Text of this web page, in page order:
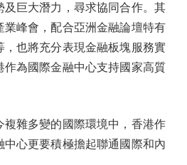
及巨大潛力，尋求協同合作。其
業峰會，配合亞洲金融論壇特有
，也將充分表現金融板塊服務實
作為國際金融中心支持國家高質
雜多變的國際環境中，香港作
心更要積極擔起聯通國際和內